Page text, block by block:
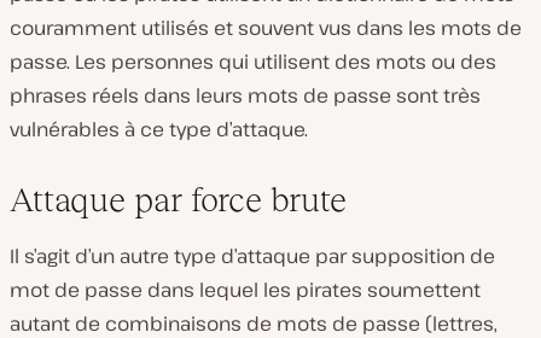
couramment utilisés et souvent vus dans les mots de
passe. Les personnes qui utilisent des mots ou des
phrases réels dans leurs mots de passe sont très
vulnérables à ce type d’attaque.
Attaque par force brute
Il s’agit d’un autre type d’attaque par supposition de
mot de passe dans lequel les pirates soumettent
autant de combinaisons de mots de passe (lettres,